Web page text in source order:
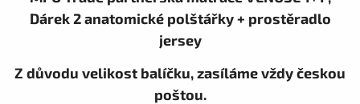
Dárek 2 anatomické polštářky + prostěradlo
jersey
Z důvodu velikost balíčku, zasíláme vždy českou
poštou.